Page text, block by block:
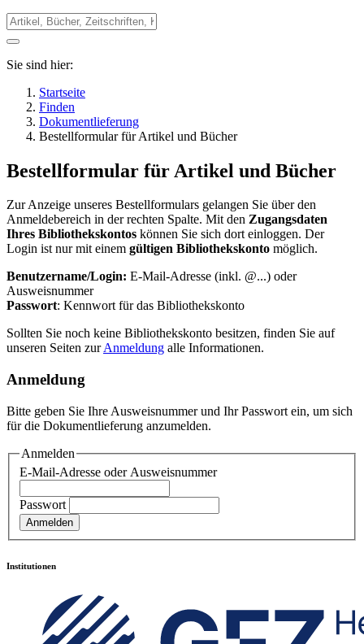
Sie sind hier:
Startseite
Finden
Dokumentlieferung
Bestellformular für Artikel und Bücher
Bestellformular für Artikel und Bücher
Zur Anzeige unseres Bestellformulars gelangen Sie über den
Anmeldebereich in der rechten Spalte. Mit den Zugangsdaten
Ihres Bibliothekskontos können Sie sich dort einloggen. Der
Login ist nur mit einem gültigen Bibliothekskonto möglich.
Benutzername/Login: E-Mail-Adresse (inkl. @...) oder
Ausweisnummer
Passwort: Kennwort für das Bibliothekskonto
Sollten Sie noch keine Bibliothekskonto besitzen, finden Sie auf
unseren Seiten zurAnmeldung alle Informationen.
Anmeldung
Bitte geben Sie Ihre Ausweisnummer und Ihr Passwort ein, um sich
für die Dokumentlieferung anzumelden.
Anmelden
E-Mail-Adresse oder Ausweisnummer
Passwort
Institutionen